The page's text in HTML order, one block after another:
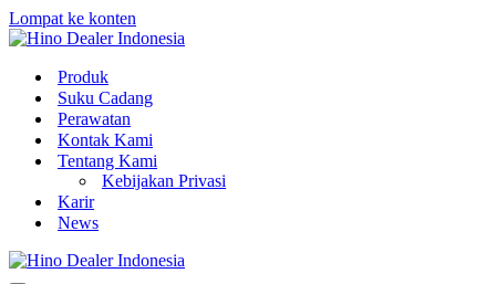
Lompat ke konten
Produk
Suku Cadang
Perawatan
Kontak Kami
Tentang Kami
Kebijakan Privasi
Karir
News